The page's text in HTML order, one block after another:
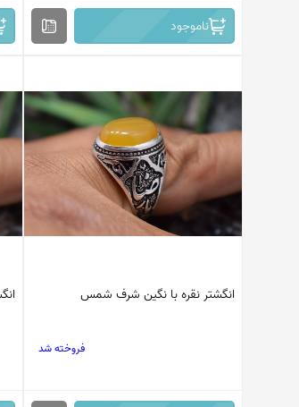
ناموجود
انگشتر نقره با نگین شرف شمس
فروخته شد